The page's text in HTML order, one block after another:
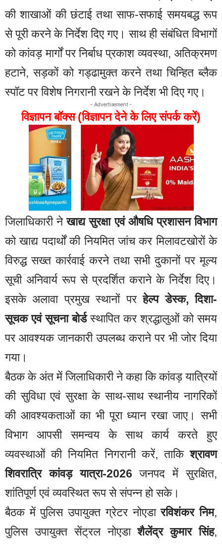
की शाखाओं की छंटाई तथा साफ-सफाई समयबद्ध रूप
से पूरी करने के निर्देश दिए गए। साथ ही संबंधित विभागों
को कांवड़ मार्गों पर निर्बाध प्रकाश व्यवस्था, अतिक्रमण
हटाने, सड़कों को गड्ढामुक्त करने तथा चिन्हित ब्लैक
स्पॉट पर विशेष निगरानी रखने के निर्देश भी दिए गए।
- Advertisement -
विज्ञापन बॉक्स (विज्ञापन देने के लिए संपर्क करें)
जिलाधिकारी नेखाद्य सुरक्षा एवं औषधि प्रशासन विभाग
को खाद्य पदार्थों की नियमित जांच कर मिलावटखोरों के
विरुद्ध सख्त कार्रवाई करने तथा सभी दुकानों पर मूल्य
सूची अनिवार्य रूप से प्रदर्शित कराने के निर्देश दिए।
इसके अलावा प्रमुख स्थानों परहेल्प डेस्क, दिशा-
सूचक एवं सूचना बोर्डस्थापित कर श्रद्धालुओं को समय
पर आवश्यक जानकारी उपलब्ध कराने पर भी जोर दिया
गया।
बैठक के अंत में जिलाधिकारी ने कहा कि कांवड़ यात्रियों
की सुविधा एवं सुरक्षा के साथ-साथ स्थानीय नागरिकों
की आवश्यकताओं का भी पूरा ध्यान रखा जाए। सभी
विभाग आपसी समन्वय के साथ कार्य करते हुए
व्यवस्थाओं की नियमित निगरानी करें, ताकिश्रावण
शिवरात्रि कांवड़ यात्रा-2026 जनपद में सुरक्षित,
शांतिपूर्ण एवं व्यवस्थित रूप से संपन्न हो सके।
बैठक में पुलिस उपायुक्त ग्रेटर नोएडारविशंकर निम,
पुलिस उपायुक्त सेंट्रल नोएडाशैलेंद्र कुमार सिंह,